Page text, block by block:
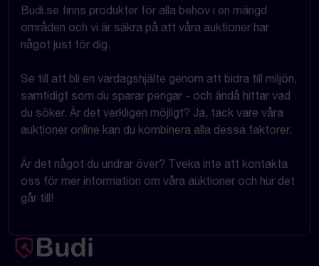
Budi.se finns produkter för alla behov i en mängd
områden och vi är säkra på att våra auktioner har
något just för dig.
Se till att bli en vardagshjälte genom att bidra till miljön,
samtidigt som du sparar pengar - och ändå hittar vad
du söker. Är det verkligen möjligt? Ja, tack vare våra
auktioner online kan du kombinera alla dessa faktorer.
Är det något du undrar över? Tveka inte att kontakta
oss för mer information om våra auktioner och hur det
går till!